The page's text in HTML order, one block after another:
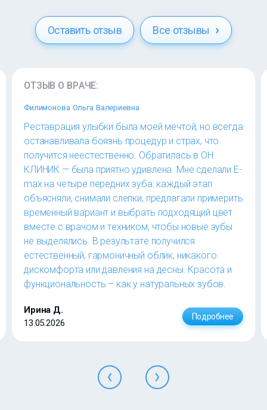
Оставить отзыв Все отзывы
ОТЗЫВ О ВРАЧЕ:
Филимонова Ольга Валериевна
Реставрация улыбки была моей мечтой, но всегда
останавливала боязнь процедур и страх, что
получится неестественно. Обратилась в ОН
КЛИНИК — была приятно удивлена. Мне сделали E-
max на четыре передних зуба: каждый этап
объясняли, снимали слепки, предлагали примерить
временный вариант и выбрать подходящий цвет
вместе с врачом и техником, чтобы новые зубы
не выделялись. В результате получился
естественный, гармоничный облик, никакого
дискомфорта или давления на десны. Красота и
функциональность – как у натуральных зубов.
Ирина Д.
13.05.2026
Подробнее